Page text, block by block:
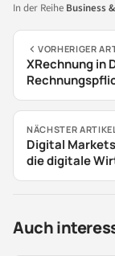
In der Reihe Business
VORHERIGER
XRechnung in
Unternehmen
NÄCHSTER
Digital
die digitale
Auch